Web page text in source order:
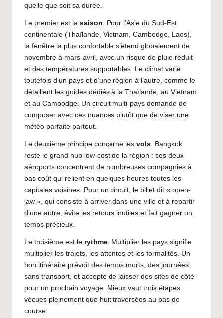
quelle que soit sa durée.
Le premier est la saison. Pour l’Asie du Sud-Est
continentale (Thaïlande, Vietnam, Cambodge, Laos),
la fenêtre la plus confortable s’étend globalement de
novembre à mars-avril, avec un risque de pluie réduit
et des températures supportables. Le climat varie
toutefois d’un pays et d’une région à l’autre, comme le
détaillent les guides dédiés à la Thaïlande, au Vietnam
et au Cambodge. Un circuit multi-pays demande de
composer avec ces nuances plutôt que de viser une
météo parfaite partout.
Le deuxième principe concerne les vols. Bangkok
reste le grand hub low-cost de la région : ses deux
aéroports concentrent de nombreuses compagnies à
bas coût qui relient en quelques heures toutes les
capitales voisines. Pour un circuit, le billet dit « open-
jaw », qui consiste à arriver dans une ville et à repartir
d’une autre, évite les retours inutiles et fait gagner un
temps précieux.
Le troisième est le rythme. Multiplier les pays signifie
multiplier les trajets, les attentes et les formalités. Un
bon itinéraire prévoit des temps morts, des journées
sans transport, et accepte de laisser des sites de côté
pour un prochain voyage. Mieux vaut trois étapes
vécues pleinement que huit traversées au pas de
course.